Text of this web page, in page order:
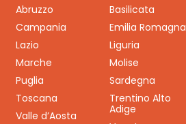
Abruzzo Basilicata
Campania
Emilia Romagna
Lazio
Liguria
Marche
Molise
Puglia
Sardegna
Toscana
Trentino Alto
Adige
Valle d’Aosta